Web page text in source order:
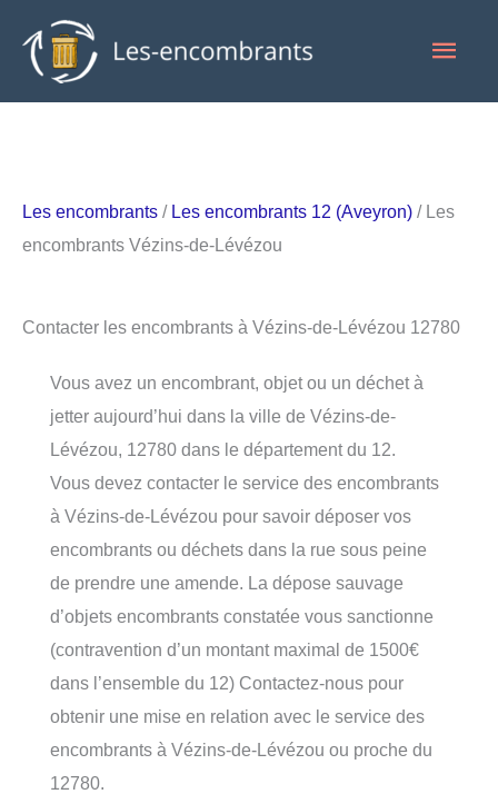
contenu
Les encombrants / Les encombrants 12 (Aveyron) / Les
encombrants Vézins-de-Lévézou
Contacter les encombrants à Vézins-de-Lévézou 12780
Vous avez un encombrant, objet ou un déchet à
jetter aujourd’hui dans la ville de Vézins-de-
Lévézou, 12780 dans le département du 12.
Vous devez contacter le service des encombrants
à Vézins-de-Lévézou pour savoir déposer vos
encombrants ou déchets dans la rue sous peine
de prendre une amende. La dépose sauvage
d’objets encombrants constatée vous sanctionne
(contravention d’un montant maximal de 1500€
dans l’ensemble du 12) Contactez-nous pour
obtenir une mise en relation avec le service des
encombrants à Vézins-de-Lévézou ou proche du
12780.